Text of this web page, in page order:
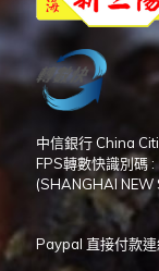
中信銀行 China
FPS轉數快識別碼
(SHANGHAI NEW
Paypal 直接付款連